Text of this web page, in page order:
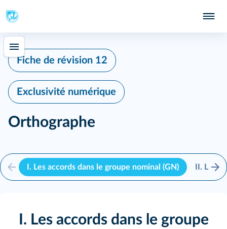
Fiche de révision 12
Exclusivité numérique
Orthographe
I. Les accords dans le groupe nominal (GN) II. Les
I. Les accords dans le groupe